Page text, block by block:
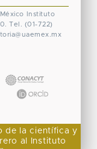
Instituto
Tel. (01-722)
de la científica y
al Instituto